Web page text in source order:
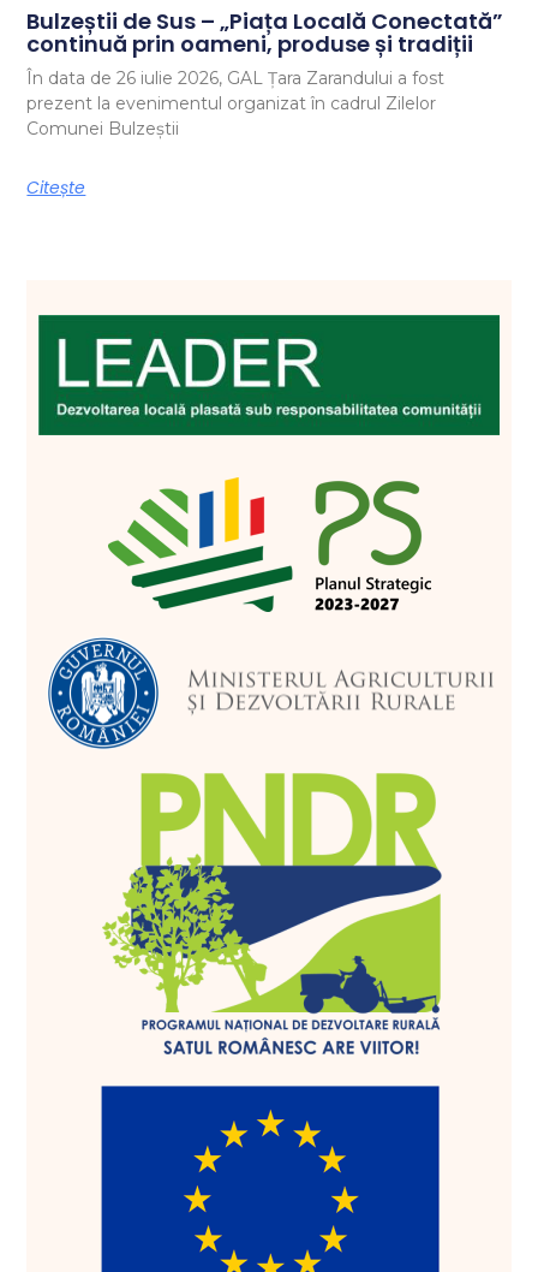
Bulzeștii de Sus – „Piața Locală Conectată”
continuă prin oameni, produse și tradiții
În data de 26 iulie 2026, GAL Țara Zarandului a fost
prezent la evenimentul organizat în cadrul Zilelor
Comunei Bulzeștii
Citește